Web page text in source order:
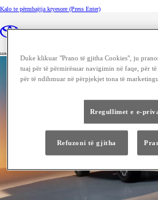
Kalo te përmbajtja kryesore (Press Enter)
Provoni Toyota-n pa pagesëGjej një
Faleminderit për interesin
Për të përfunduar regjistrimin tuaj të buletinit të ri Toyota Hilux
më të fundit, parashikimet dhe ofertat, ju lutemi klikoni në
Duke klikuar "Prano të gjitha Cookies", ju
tuaj për të përmirësuar navigimin në faqe, për
për të ndihmuar në përpjekjet tona të
Rregullimet e e-
Refuzoni të gjitha